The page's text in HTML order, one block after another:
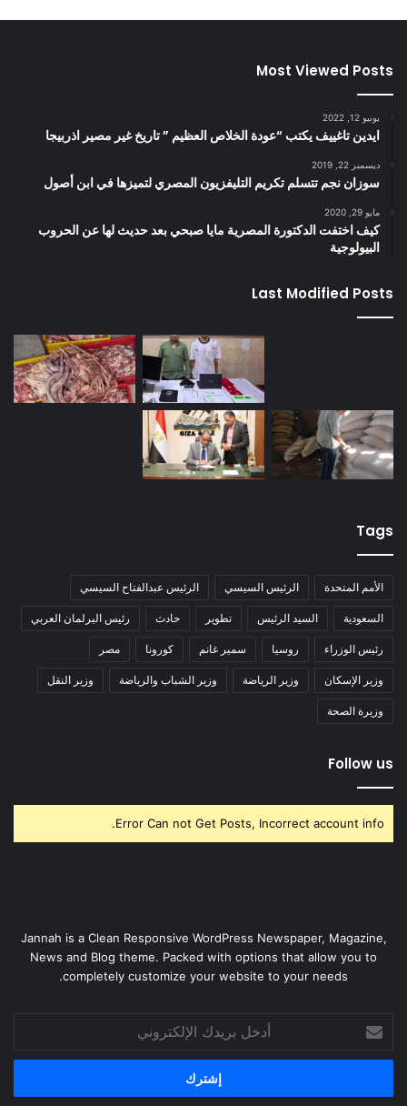
Most Viewed Posts
يونيو 12, 2022
ايدين تاغييف يكتب “عودة الخلاص العظيم ” تاريخ غير مصير اذربيجا
ديسمبر 22, 2019
سوزان نجم تتسلم تكريم التليفزيون المصري لتميزها في ابن أصول
مايو 29, 2020
كيف اختفت الدكتورة المصرية مايا صبحي بعد حديث لها عن الحروب
البيولوجية
Last Modified Posts
Tags
الأمم المتحدة الرئيس السيسي الرئيس عبدالفتاح السيسي
السعودية السيد الرئيس تطوير حادث رئيس البرلمان العربي
رئيس الوزراء روسيا سمير غانم كورونا مصر
وزير الإسكان وزير الرياضة وزير الشباب والرياضة وزير النقل
وزيرة الصحة
Follow us
Error Can not Get Posts, Incorrect account info.
Jannah is a Clean Responsive WordPress Newspaper, Magazine,
News and Blog theme. Packed with options that allow you to
completely customize your website to your needs.
بريدك
الإلكتروني